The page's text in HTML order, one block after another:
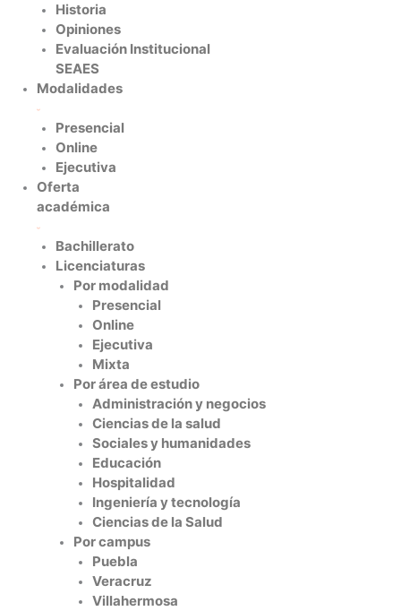
Historia
Opiniones
Evaluación Institucional
SEAES
Modalidades
Presencial
Online
Ejecutiva
Oferta
académica
Bachillerato
Licenciaturas
Por modalidad
Presencial
Online
Ejecutiva
Mixta
Por área de estudio
Administración y negocios
Ciencias de la salud
Sociales y humanidades
Educación
Hospitalidad
Ingeniería y tecnología
Ciencias de la Salud
Por campus
Puebla
Veracruz
Villahermosa